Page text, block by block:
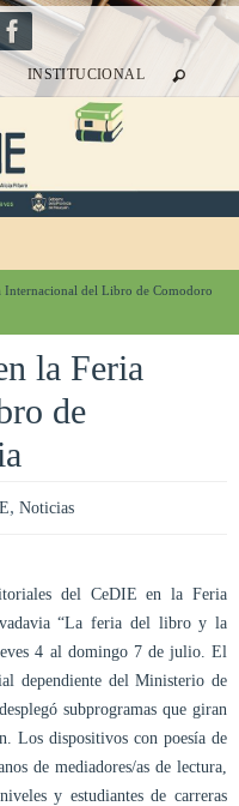
INSTITUCIONAL
Internacional del Libro de Comodoro
la Feria
de
, Noticias
del CeDIE en la Feria
“La feria del libro y la
4 al domingo 7 de julio. El
dependiente del Ministerio de
subprogramas que giran
Los dispositivos con poesía de
de mediadores/as de lectura,
y estudiantes de carreras